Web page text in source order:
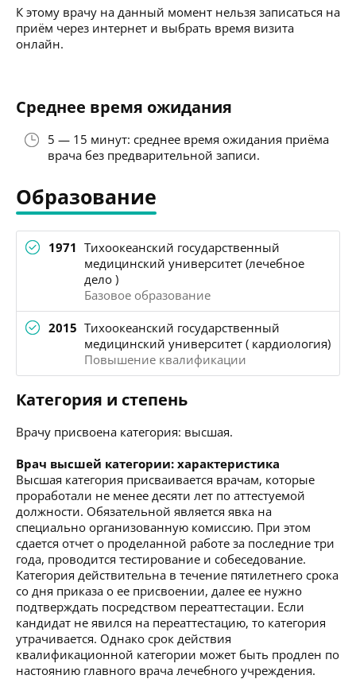
К этому врачу на данный момент нельзя записаться на
приём через интернет и выбрать время визита
онлайн.
Среднее время ожидания
5 — 15 минут: среднее время ожидания приёма
врача без предварительной записи.
Образование
1971 Тихоокеанский государственный
медицинский университет (лечебное
дело )
Базовое образование
2015 Тихоокеанский государственный
медицинский университет ( кардиология)
Повышение квалификации
Категория и степень
Врачу присвоена категория: высшая.
Врач высшей категории: характеристика
Высшая категория присваивается врачам, которые
проработали не менее десяти лет по аттестуемой
должности. Обязательной является явка на
специально организованную комиссию. При этом
сдается отчет о проделанной работе за последние три
года, проводится тестирование и собеседование.
Категория действительна в течение пятилетнего срока
со дня приказа о ее присвоении, далее ее нужно
подтверждать посредством переаттестации. Если
кандидат не явился на переаттестацию, то категория
утрачивается. Однако срок действия
квалификационной категории может быть продлен по
настоянию главного врача лечебного учреждения.